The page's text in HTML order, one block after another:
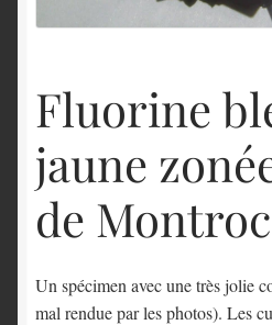
Fluorine
jaune
de
Un spécimen avec une très jolie
mal rendue par les photos). Les